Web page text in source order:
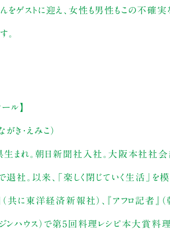
をゲストに迎え、女性も男性もこの不確
。
ル】
き・えみこ）
まれ。朝日新聞社入社。大阪本社社会
社。以来、「楽しく閉じていく生活」を
共に東洋経済新報社）、『アフロ記者』（
ジンハウス）で第5回料理レシピ本大賞料